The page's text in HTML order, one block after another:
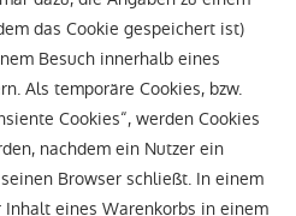
das Cookie gespeichert ist)
Besuch innerhalb eines
Als temporäre Cookies, bzw.
Cookies“, werden Cookies
nachdem ein Nutzer ein
Browser schließt. In einem
Inhalt eines Warenkorbs in einem